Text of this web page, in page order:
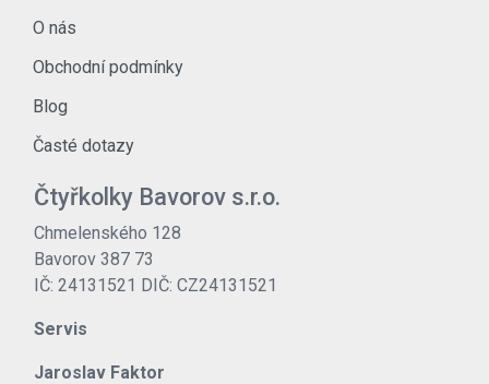
O nás
Obchodní podmínky
Blog
Časté dotazy
Čtyřkolky Bavorov s.r.o.
Chmelenského 128
Bavorov 387 73
IČ: 24131521 DIČ: CZ24131521
Servis
Jaroslav Faktor